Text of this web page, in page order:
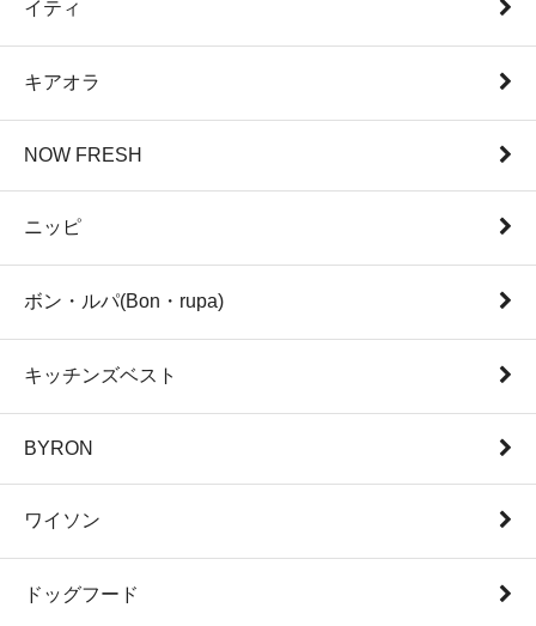
イティ
キアオラ
NOW FRESH
ニッピ
ボン・ルパ(Bon・rupa)
キッチンズベスト
BYRON
ワイソン
ドッグフード